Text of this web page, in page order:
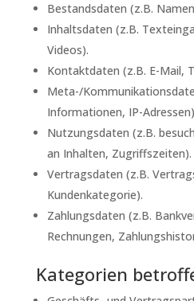
Bestandsdaten (z.B.
Inhaltsdaten (z.B.
Videos).
Kontaktdaten (z.B. E-Mail,
Meta-/
Informationen, IP-
Nutzungsdaten (z.B.
an Inhalten, Zugriffszeiten).
Vertragsdaten (z.B.
Kundenkategorie).
Zahlungsdaten (z.B.
Rechnungen,
Kategorien